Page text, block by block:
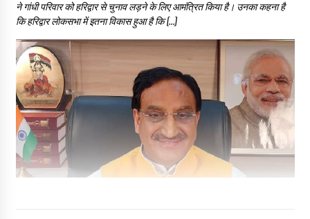
ने गांधी परिवार को हरिद्वार से चुनाव लड़ने के लिए आमंत्रित किया है। उनका कहना है
कि हरिद्वार लोकसभा में इतना विकास हुआ है कि […]